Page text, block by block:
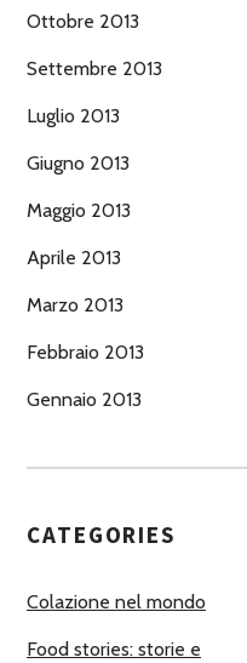
Ottobre 2013
Settembre 2013
Luglio 2013
Giugno 2013
Maggio 2013
Aprile 2013
Marzo 2013
Febbraio 2013
Gennaio 2013
CATEGORIES
Colazione nel mondo
Food stories: storie e